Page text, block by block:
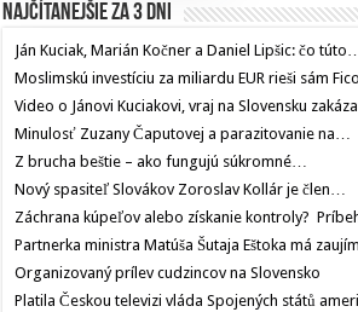
Najčítanejšie za 3 dni
Ján Kuciak, Marián Kočner a Daniel Lipšic: čo
Moslimskú investíciu za miliardu EUR rieši sám
Video o Jánovi Kuciakovi, vraj na Slovensku
Minulosť Zuzany Čaputovej a parazitovanie na…
Z brucha beštie – ako fungujú súkromné…
Nový spasiteľ Slovákov Zoroslav Kollár je člen…
Záchrana kúpeľov alebo získanie kontroly?
Partnerka ministra Matúša Šutaja Eštoka má
Organizovaný prílev cudzincov na Slovensko
Platila Českou televizi vláda Spojených států